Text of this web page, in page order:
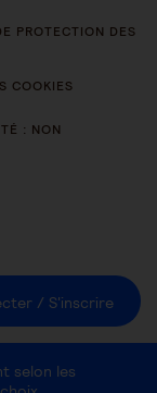
selon les
au quotidien
PROTECTION DES
COOKIES
: NON
/ S'inscrire